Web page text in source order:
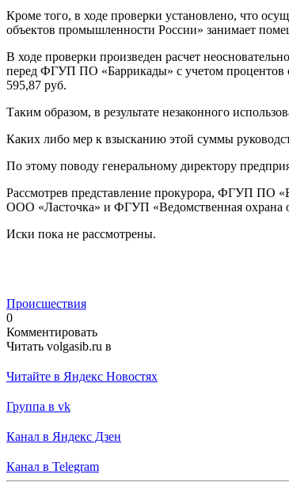
Кроме того, в ходе проверки установлено, что
объектов промышленности России» занимает
В ходе проверки произведен расчет
перед ФГУП ПО «Баррикады» с учетом процентов
595,87 руб.
Таким образом, в результате незаконного
Каких либо мер к взысканию этой суммы
По этому поводу генеральному директору
Рассмотрев представление прокурора, ФГУП ПО
ООО «Ласточка» и ФГУП «Ведомственная охрана
Иски пока не рассмотрены.
Происшествия
0
Комментировать
Читать volgasib.ru в
Читайте в Яндекс Новостях
Группа в vk
Канал в Яндекс Дзен
Канал в Telegram